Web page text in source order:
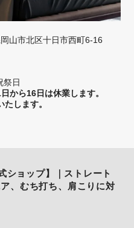
山市北区十日市西町6-16
祭日
から16日は休業します。
します。
ショップ】｜ストレート
、むち打ち、肩こりに対